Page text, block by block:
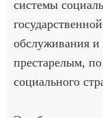
системы
обслуживания
престарелым,
социального